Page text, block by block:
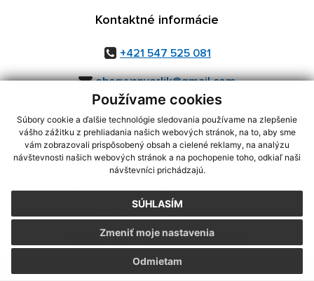
Používame cookies
Súbory cookie a ďalšie technológie sledovania používame na zlepšenie
vášho zážitku z prehliadania našich webových stránok, na to, aby sme
vám zobrazovali prispôsobený obsah a cielené reklamy, na analýzu
návštevnosti našich webových stránok a na pochopenie toho, odkiaľ naši
návštevníci prichádzajú.
SÚHLASÍM
Odmietam
Zmeniť moje nastavenia
Kontaktné informácie
+421 547 525 081
obecvysnyorlik@gmail.com
využite možnosť získavania aktuálnych informácií s využitím RSS
CMS systém (redakčný) systém ECHELON 2,Mapa stránok,web portál
webex.digital, s.r.o.,domény,registrácia domény
Posledná aktualizácia:30.07.2026
Vytlačiť stránku|Vyhlásenie o prístupnosti